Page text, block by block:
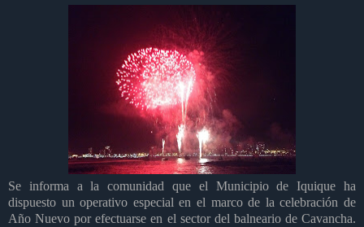
Se informa a la comunidad que el Municipio de Iquique ha
dispuesto un operativo especial en el marco de la celebración de
Año Nuevo por efectuarse en el sector del balneario de Cavancha.